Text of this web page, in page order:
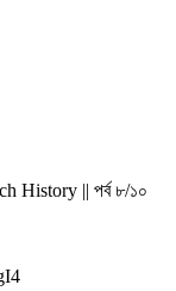
History || পর্ব ৮/১০